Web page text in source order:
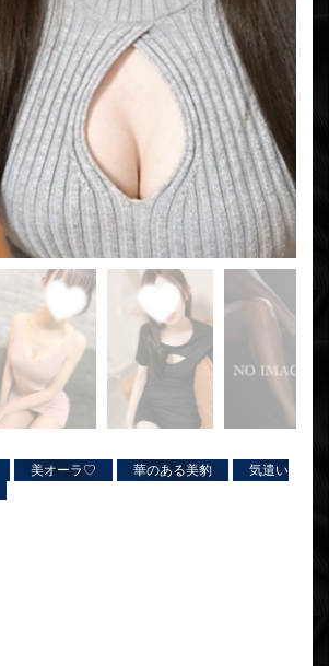
美オーラ♡ 華のある美豹
気遣い